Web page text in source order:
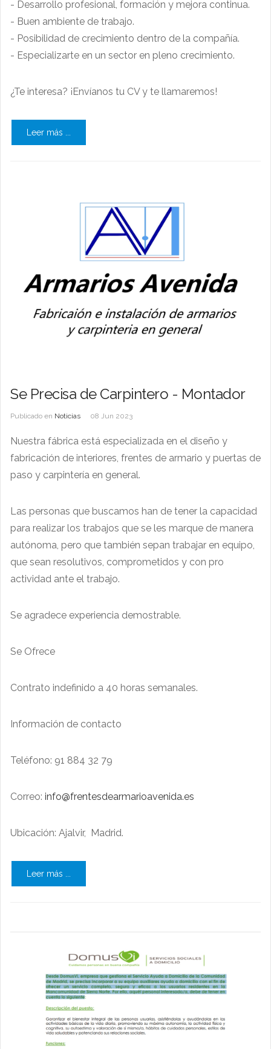
- Desarrollo profesional, formación y mejora continua.
- Buen ambiente de trabajo.
- Posibilidad de crecimiento dentro de la compañía.
- Especializarte en un sector en pleno crecimiento.
¿Te interesa? ¡Envíanos tu CV y te llamaremos!
Leer más ...
Se Precisa de Carpintero - Montador
Publicado en Noticias 08 Jun 2023
Nuestra fábrica está especializada en el diseño y
fabricación de interiores, frentes de armario y puertas de
paso y carpintería en general.
Las personas que buscamos han de tener la capacidad
para realizar los trabajos que se les marque de manera
autónoma, pero que también sepan trabajar en equipo,
que sean resolutivos, comprometidos y con pro
actividad ante el trabajo.
Se agradece experiencia demostrable.
Se Ofrece
Contrato indefinido a 40 horas semanales.
Información de contacto
Teléfono: 91 884 32 79
Correo: info@frentesdearmarioavenida.es
Ubicación: Ajalvir, Madrid.
Leer más ...